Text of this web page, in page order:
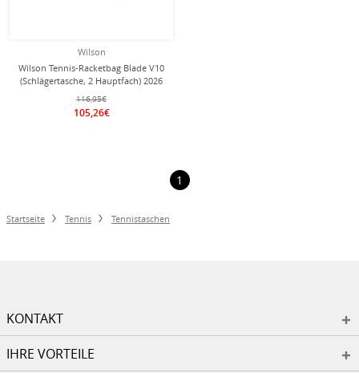
Wilson
Wilson Tennis-Racketbag Blade V10
(Schlägertasche, 2 Hauptfach) 2026
116,95€
105,26€
1
Startseite Tennis Tennistaschen
KONTAKT
IHRE VORTEILE